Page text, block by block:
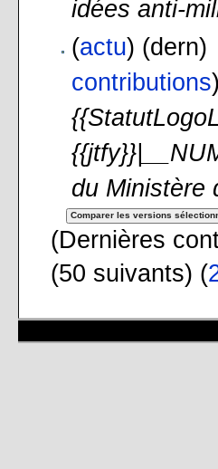
idées anti-
(actu) (dern)
contributions)
du Ministère
(Dernières
(50 suivants) (